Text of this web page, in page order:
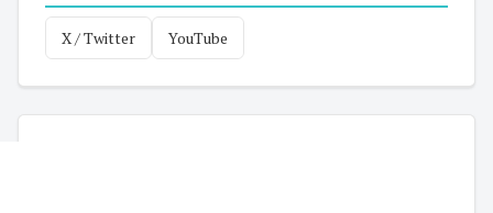
X / Twitter YouTube